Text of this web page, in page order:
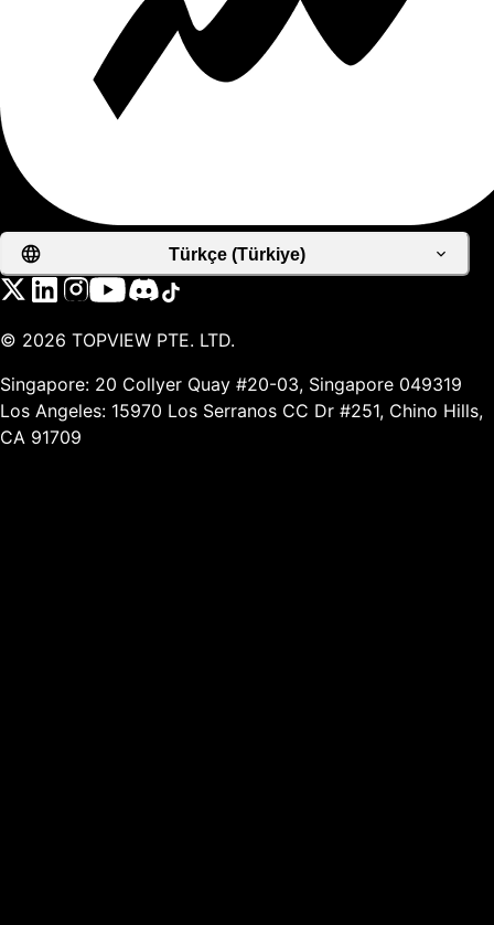
Türkçe (Türkiye)
© 2026 TOPVIEW PTE. LTD.
Singapore: 20 Collyer Quay #20-03, Singapore 049319
Los Angeles: 15970 Los Serranos CC Dr #251, Chino Hills,
CA 91709